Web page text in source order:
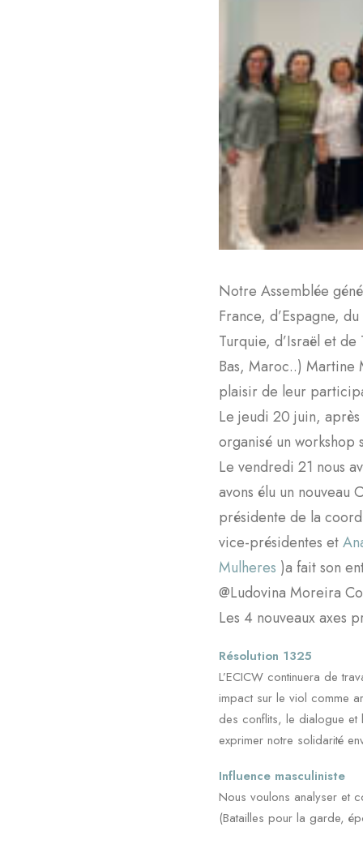
Notre Assemblée
France, d’Espagne,
Turquie, d’Israël et
Bas, Maroc..) Martine
plaisir de leur
Le jeudi 20 juin,
organisé un
Le vendredi 21 nous
avons élu un nouveau
présidente de la
vice-présidentes et
Mulheres )a fait son
@Ludovina Moreira
Les 4 nouveaux axes
Résolution 1325
L’ECICW continuera de
impact sur le viol comme
des conflits, le dialogue et
exprimer notre solidarité
Influence masculiniste
Nous voulons analyser et
(Batailles pour la garde,